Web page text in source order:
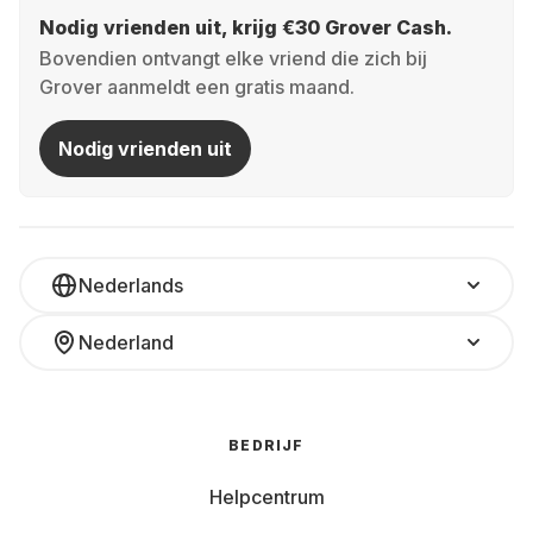
Nodig vrienden uit, krijg €30 Grover Cash.
Bovendien ontvangt elke vriend die zich bij
Grover aanmeldt een gratis maand.
Nodig vrienden uit
Nederlands
Nederland
BEDRIJF
Helpcentrum